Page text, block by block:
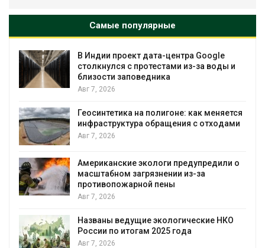
Самые популярные
В Индии проект дата-центра Google
столкнулся с протестами из-за воды и
близости заповедника
Авг 7, 2026
Геосинтетика на полигоне: как меняется
инфраструктура обращения с отходами
Авг 7, 2026
Американские экологи предупредили о
масштабном загрязнении из-за
противопожарной пены
Авг 7, 2026
Названы ведущие экологические НКО
России по итогам 2025 года
Авг 7, 2026